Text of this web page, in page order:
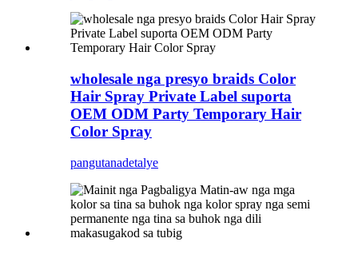
wholesale nga presyo braids Color
Hair Spray Private Label suporta
OEM ODM Party Temporary Hair
Color Spray
pangutanadetalye